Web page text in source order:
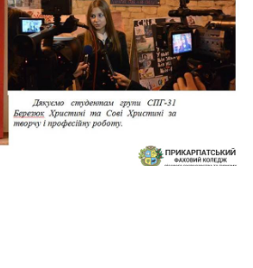
РОБОТИ ЗА 2014-2015 Н.Р.
Життя коледжу